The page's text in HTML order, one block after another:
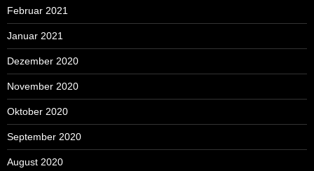
Februar 2021
Januar 2021
Dezember 2020
November 2020
Oktober 2020
September 2020
August 2020